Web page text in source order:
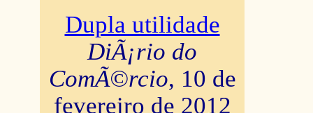
Dupla utilidade
DiÃ¡rio do
ComÃ©rcio, 10 de
fevereiro de 2012